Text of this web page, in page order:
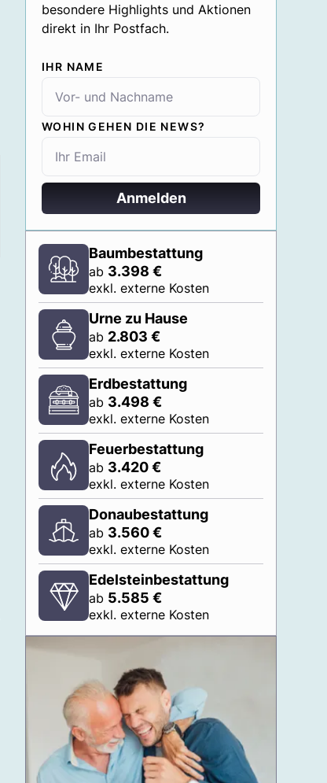
besondere Highlights und Aktionen
direkt in Ihr Postfach.
IHR NAME
WOHIN GEHEN DIE NEWS?
Anmelden
Baumbestattung
ab 3.398 €
exkl. externe Kosten
Urne zu Hause
ab 2.803 €
exkl. externe Kosten
Erdbestattung
ab 3.498 €
exkl. externe Kosten
Feuerbestattung
ab 3.420€
exkl. externe Kosten
Donaubestattung
ab 3.560€
exkl. externe Kosten
Edelsteinbestattung
ab 5.585 €
exkl. externe Kosten